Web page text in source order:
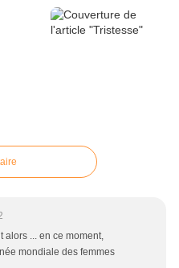
alors ... en ce moment,
mondiale des femmes